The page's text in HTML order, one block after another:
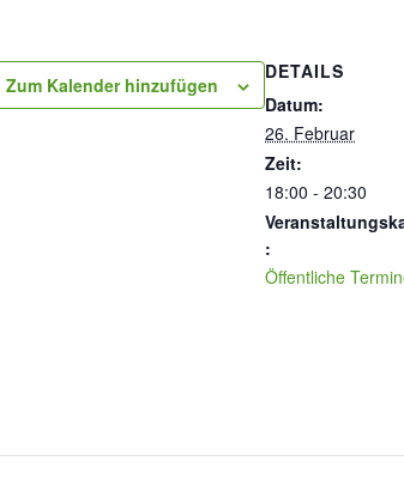
Zum Kalender hinzufügen
DETAILS
Datum:
26. Februar
Zeit:
18:00 - 20:30
:
Öffentliche